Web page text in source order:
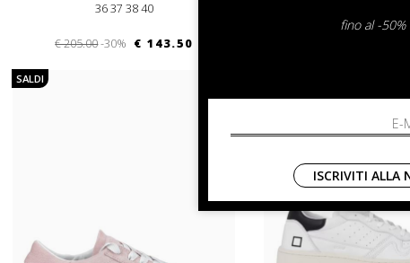
36 37 38 40
€ 205.00-30% € 143.50
SALDI
fino al -
ISCRIVITI ALLA